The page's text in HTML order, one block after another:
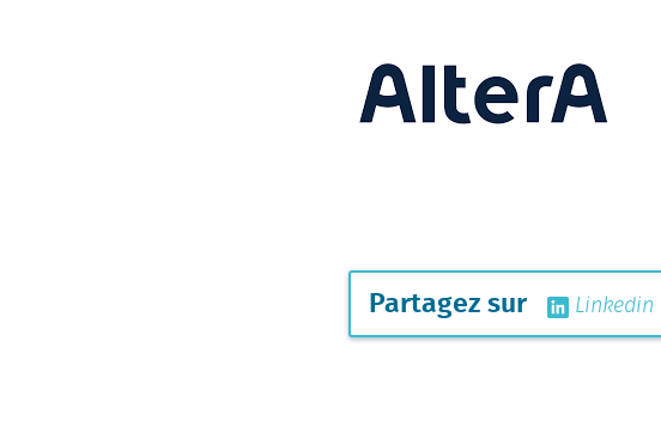
Partagez sur Linkedin